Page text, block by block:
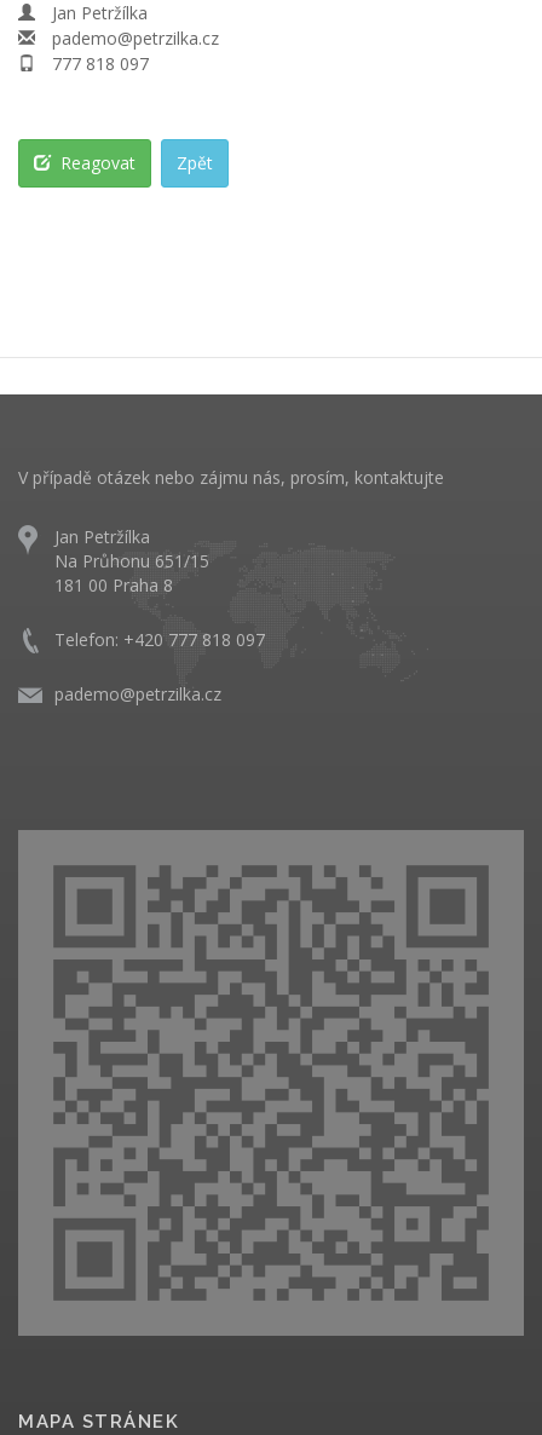
Jan Petržílka
pademo@petrzilka.cz
777 818 097
Reagovat Zpět
V případě otázek nebo zájmu nás, prosím, kontaktujte
Jan Petržílka
Na Průhonu 651/15
181 00 Praha 8
Telefon: +420 777 818 097
pademo@petrzilka.cz
MAPA STRÁNEK